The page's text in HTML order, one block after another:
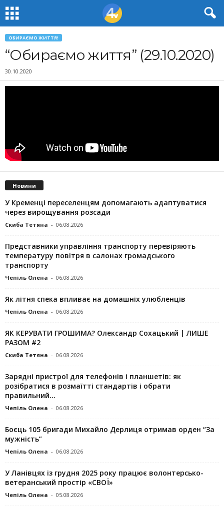
ОБИРАЄМО ЖИТТЯ!
“Обираємо життя” (29.10.2020)
30.10.2020
Новини
У Кременці переселенцям допомагають адаптуватися
через вирощування розсади
Скиба Тетяна - 06.08.2026
Представники управління транспорту перевіряють
температуру повітря в салонах громадського
транспорту
Чепіль Олена - 06.08.2026
Як літня спека впливає на домашніх улюбленців
Чепіль Олена - 06.08.2026
ЯК КЕРУВАТИ ГРОШИМА? Олександр Сохацький | ЛИШЕ
РАЗОМ #2
Скиба Тетяна - 06.08.2026
Зарядні пристрої для телефонів і планшетів: як
розібратися в розмаїтті стандартів і обрати
правильний...
Чепіль Олена - 06.08.2026
Боєць 105 бригади Михайло Дерлиця отримав орден “За
мужність”
Чепіль Олена - 06.08.2026
У Ланівцях із грудня 2025 року працює волонтерсько-
ветеранський простір «СВОЇ»
Чепіль Олена - 05.08.2026